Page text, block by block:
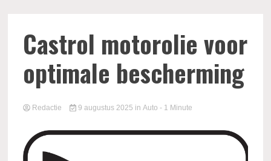
Castrol motorolie voor
optimale bescherming
Redactie 9 augustus 2025 in Auto - 1 Minute